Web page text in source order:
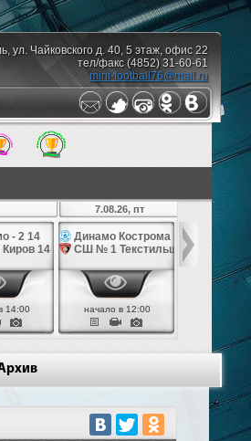
ул. Чайковского д. 40, 5 этаж, офис 22
тел/факс (4852) 31-60-61
mini-football76@mail.ru
- 2 14
14
14:00
7.08.26, пт
Динамо Кострома 14
СШ № 1 Текстильщик 14
начало в 12:00
Наши